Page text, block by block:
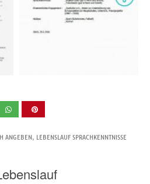
ANGEBEN , LEBENSLAUF SPRACHKENNTNISSE